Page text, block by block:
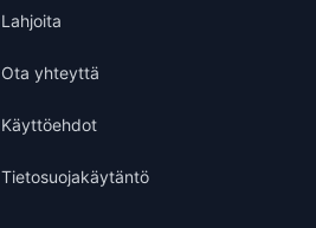
Lahjoita
Ota yhteyttä
Käyttöehdot
Tietosuojakäytäntö